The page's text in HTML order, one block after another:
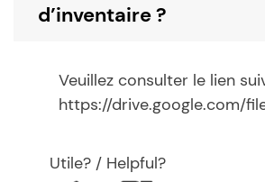
d’inventaire ?
Veuillez consulter le lien
https://drive.google.com/
Utile? / Helpful?